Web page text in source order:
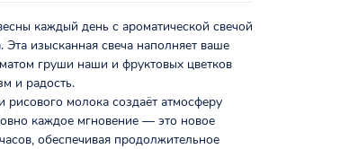
каждый день с ароматической свечой
изысканная свеча наполняет ваше
груши наши и фруктовых цветков
и радость.
рисового молока создаёт атмосферу
каждое мгновение — это новое
обеспечивая продолжительное